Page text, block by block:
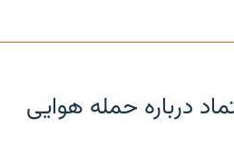
درباره حمله هوایی